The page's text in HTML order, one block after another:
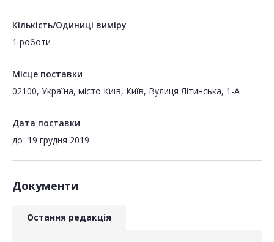
Кількість/Одиниці виміру
1 роботи
Місце поставки
02100, Україна, місто Київ, Київ, Вулиця Літинська, 1-А
Дата поставки
до 19 грудня 2019
Документи
Остання редакція